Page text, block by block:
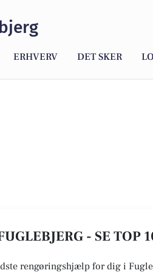
ERHVERV DET SKER
- SE TOP
rengøringshjælp for dig i